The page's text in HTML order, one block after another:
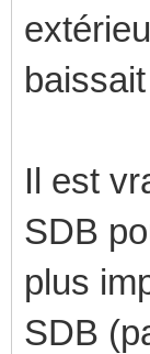
Il est
SDB
plus
SDB